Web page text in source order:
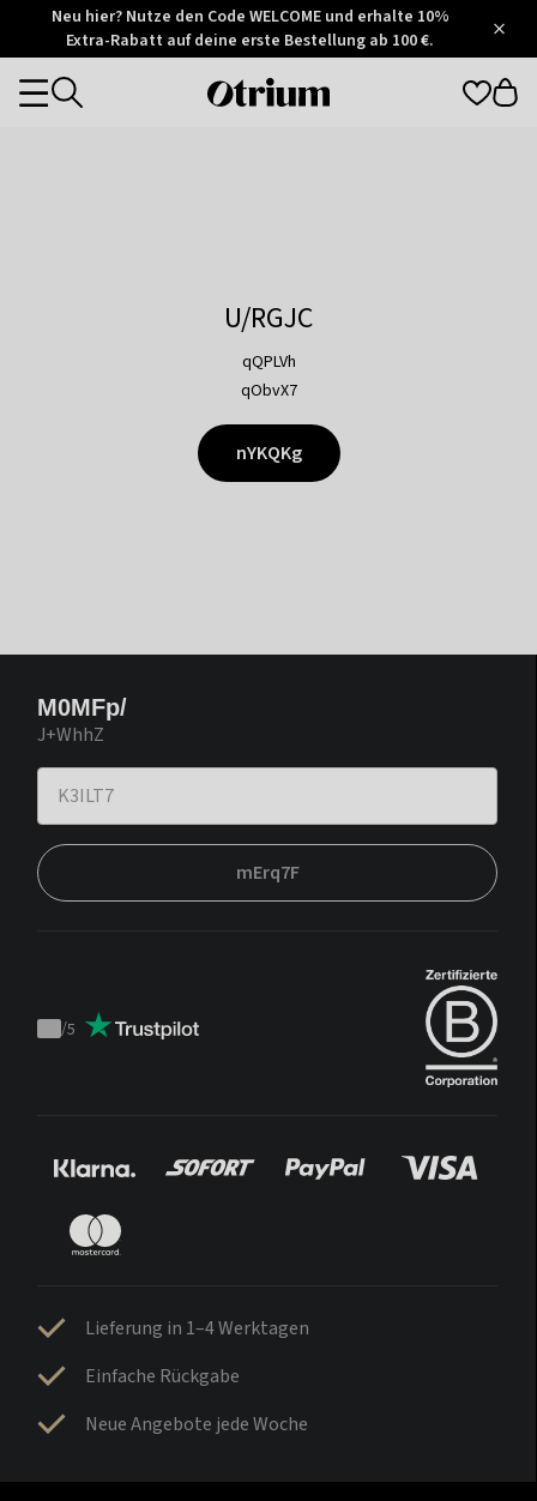
Otrium
Trustpilot
Neu hier? Nutze den Code WELCOME und erhalte 10%
Extra-Rabatt auf deine erste Bestellung ab 100 €.
Otrium
Categories
U/RGJC
qQPLVh
qObvX7
nYKQKg
M0MFp/
J+WhhZ
mErq7F
Trustpilot
/5
Lieferung in 1–4 Werktagen
Einfache Rückgabe
Neue Angebote jede Woche